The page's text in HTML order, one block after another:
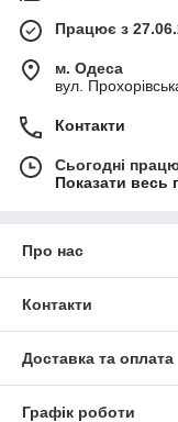
Працює з
м. Одеса
вул.
Контакти
Сьогодні
Показати весь
Про нас
Контакти
Доставка та оплата
Графік роботи